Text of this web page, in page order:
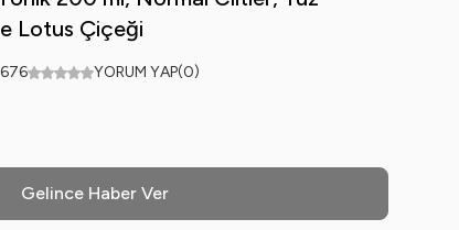
Lotus Çiçeği
YORUM YAP(0)
Gelince Haber Ver